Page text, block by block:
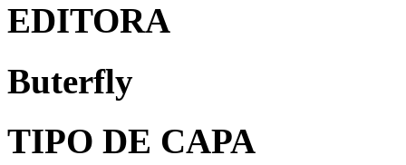
EDITORA
Buterfly
TIPO DE CAPA